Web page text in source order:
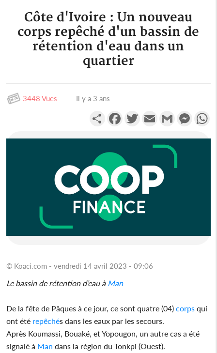
Côte d'Ivoire : Un nouveau
corps repêché d'un bassin de
rétention d'eau dans un
quartier
3448 Vues Il y a 3 ans
PartagerFacebookTwitterEmail Gmail
© Koaci.com - vendredi 14 avril 2023 - 09:06
Le bassin de rétention d’eau à Man
De la fête de Pâques à ce jour, ce sont quatre (04)corps qui
ont été repêchés dans les eaux par les secours.
Après Koumassi, Bouaké, et Yopougon, un autre cas a été
signalé à Man dans la région du Tonkpi (Ouest).